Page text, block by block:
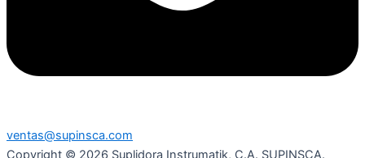
ventas@supinsca.com
Copyright © 2026 Suplidora Instrumatik, C.A. SUPINSCA.